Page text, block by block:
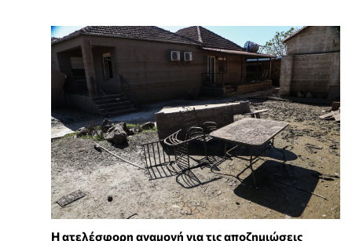
Η ατελέσφορη αναμονή για τις αποζημιώσεις